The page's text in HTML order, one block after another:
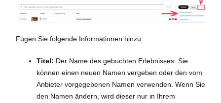
Fügen Sie folgende Informationen hinzu:
Titel: Der Name des gebuchten Erlebnisses. Sie
können einen neuen Namen vergeben oder den vom
Anbieter vorgegebenen Namen verwenden. Wenn Sie
den Namen ändern, wird dieser nur in Ihrem